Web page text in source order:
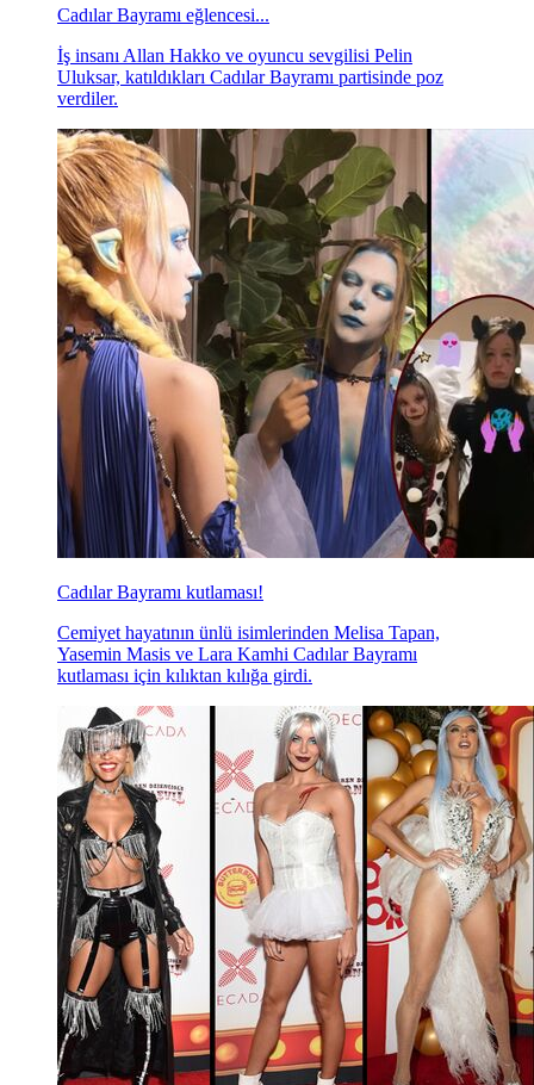
Cadılar Bayramı eğlencesi...
İş insanı Allan Hakko ve oyuncu sevgilisi Pelin
Uluksar, katıldıkları Cadılar Bayramı partisinde poz
verdiler.
Cadılar Bayramı kutlaması!
Cemiyet hayatının ünlü isimlerinden Melisa Tapan,
Yasemin Masis ve Lara Kamhi Cadılar Bayramı
kutlaması için kılıktan kılığa girdi.